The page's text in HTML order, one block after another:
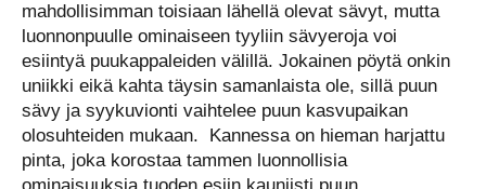
mahdollisimman toisiaan lähellä olevat sävyt, mutta
luonnonpuulle ominaiseen tyyliin sävyeroja voi
esiintyä puukappaleiden välillä. Jokainen pöytä onkin
uniikki eikä kahta täysin samanlaista ole, sillä puun
sävy ja syykuvionti vaihtelee puun kasvupaikan
olosuhteiden mukaan. Kannessa on hieman harjattu
pinta, joka korostaa tammen luonnollisia